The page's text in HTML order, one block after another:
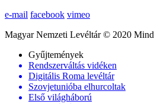
e-mail facebook vimeo
Magyar Nemzeti Levéltár © 2020
Gyűjtemények
Rendszerváltás vidéken
Digitális Roma levéltár
Szovjetunióba elhurcoltak
Első világháború